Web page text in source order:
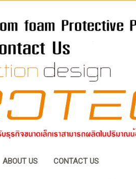
ABOUT US CONTACT US